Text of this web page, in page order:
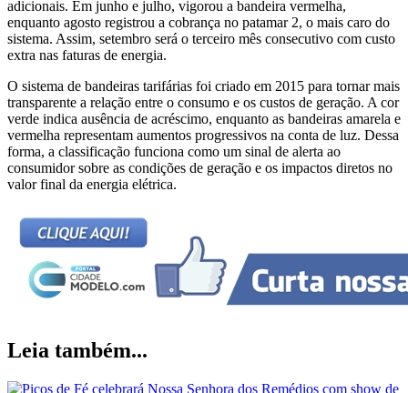
adicionais. Em junho e julho, vigorou a bandeira vermelha,
enquanto agosto registrou a cobrança no patamar 2, o mais caro do
sistema. Assim, setembro será o terceiro mês consecutivo com custo
extra nas faturas de energia.
O sistema de bandeiras tarifárias foi criado em 2015 para tornar mais
transparente a relação entre o consumo e os custos de geração. A cor
verde indica ausência de acréscimo, enquanto as bandeiras amarela e
vermelha representam aumentos progressivos na conta de luz. Dessa
forma, a classificação funciona como um sinal de alerta ao
consumidor sobre as condições de geração e os impactos diretos no
valor final da energia elétrica.
Leia também...